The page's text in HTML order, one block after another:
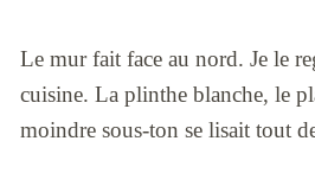
Le mur fait face au nord. Je le
cuisine. La plinthe blanche, le
moindre sous-ton se lisait tout